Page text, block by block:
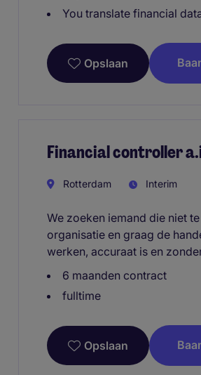
You translate financial
Opslaan
Financial controller
Rotterdam Interim
We zoeken iemand die niet
organisatie en graag de
werken, accuraat is en
6 maanden contract
fulltime
Opslaan